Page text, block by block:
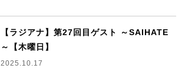
【ラジアナ】第27回目ゲスト ～SAIHATE
～【木曜日】
2025.10.17